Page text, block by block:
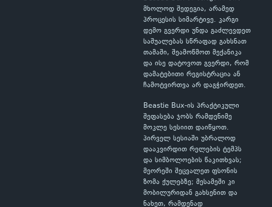
მხოლოდ შედეგია, არამედ
პროცესის სიმარტივე. კარგი
დემო გვერდი უნდა გაძლევდეთ
საშუალებას სწრაფად გახსნათ
თამაში, შეამოწმოთ მექანიკა
და ისე დატოვოთ გვერდი, რომ
დამატებითი რეგისტრაცია ან
ჩამოტვირთვა არ დაგჭირდეთ.
Beastie Bux-ის პრაქტიკული
შეფასება ჯობს რამდენიმე
მოკლე სესიით დაიწყოთ.
პირველ სესიაში უბრალოდ
დააკვირდით რელების ტემპს
და სიმბოლოების წაკითხვას;
მეორეში შეცვალეთ ფსონის
ზომა ქულებზე; მესამეში კი
მობილურიდან გახსენით და
ნახეთ, რამდენად